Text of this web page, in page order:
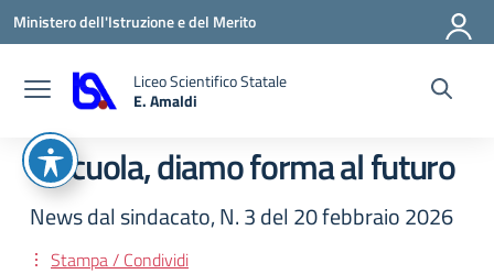
Vai ai contenuti
Vai al menu di navigazione
Vai al footer
Ministero dell'Istruzione e del Merito
Liceo Scientifico Statale
E. Amaldi
A scuola, diamo forma al futuro
News dal sindacato, N. 3 del 20 febbraio 2026
Stampa / Condividi